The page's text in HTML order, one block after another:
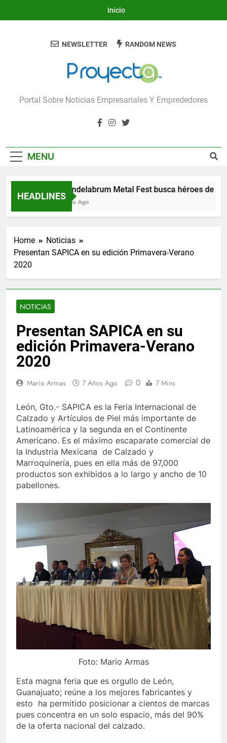
Inicio
Proyecta
Portal Sobre Noticias Empresariales Y Emprededores
NEWSLETTER RANDOM NEWS
MENU
HEADLINES
Candelabrum Metal Fest busca héroes de León
1 Día Ago
Home
Noticias
Presentan SAPICA en su edición Primavera-Verano
2020
NOTICIAS
Presentan SAPICA en su
edición Primavera-Verano
2020
Mario Armas 7 Años Ago 0 7 Mins
León, Gto.- SAPICA es la Feria Internacional de
Calzado y Artículos de Piel más importante de
Latinoamérica y la segunda en el Continente
Americano. Es el máximo escaparate comercial de
la Industria Mexicana de Calzado y
Marroquinería, pues en ella más de 97,000
productos son exhibidos a lo largo y ancho de 10
pabellones.
Foto: Mario Armas
Esta magna feria que es orgullo de León,
Guanajuato; reúne a los mejores fabricantes y
esto ha permitido posicionar a cientos de marcas
pues concentra en un solo espacio, más del 90%
de la oferta nacional del calzado.